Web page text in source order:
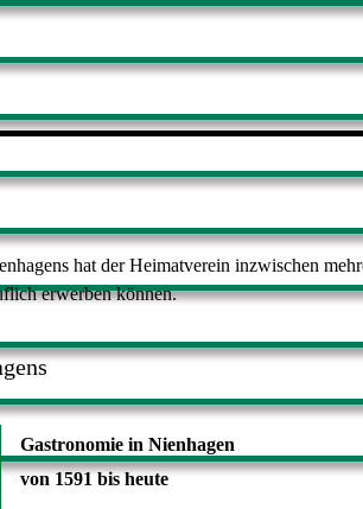
hat der Heimatverein inzwischen
erwerben können.
Gastronomie in Nienhagen
von 1591 bis heute